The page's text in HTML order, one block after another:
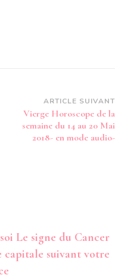
ARTICLE SUIVANT
Vierge Horoscope de la
semaine du 14 au 20 Mai
2018- en mode audio-
Le signe du Cancer
capitale suivant votre